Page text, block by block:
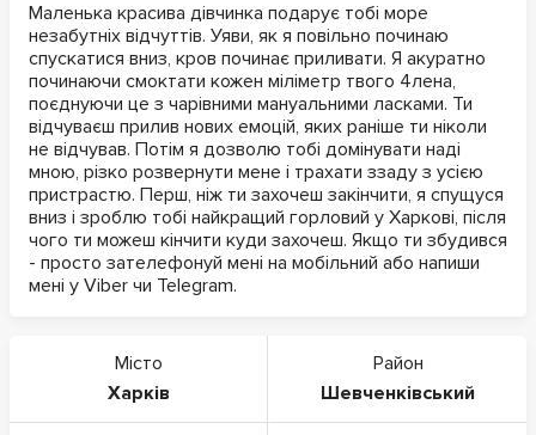
Маленька красива дівчинка подарує тобі море
незабутніх відчуттів. Уяви, як я повільно починаю
спускатися вниз, кров починає приливати. Я акуратно
починаючи смоктати кожен міліметр твого 4лена,
поєднуючи це з чарівними мануальними ласками. Ти
відчуваєш прилив нових емоцій, яких раніше ти ніколи
не відчував. Потім я дозволю тобі домінувати наді
мною, різко розвернути мене і трахати ззаду з усією
пристрастю. Перш, ніж ти захочеш закінчити, я спущуся
вниз і зроблю тобі найкращий горловий у Харкові, після
чого ти можеш кінчити куди захочеш. Якщо ти збудився
- просто зателефонуй мені на мобільний або напиши
мені у Viber чи Telegram.
Місто
Харків
Район
Шевченківський